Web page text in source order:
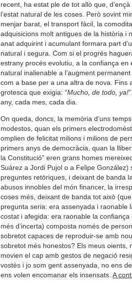
recent, ha estat ple de tot allò que,
l’estat natural de les coses. Però sovint
menjar barat, el transport fàcil, la
adquisicions molt antigues de la història i
anat adquirint i acumulant formara part
natural i segura. Com si el progrés
estrany procés evolutiu, a la confiança
natural inalienable a l’augment
com a base per a una altra de nova. Fins
grotesca que exigia: “Mucho, de todo, ya!
any, cada mes, cada dia.
On queda, doncs, la memòria d’uns
modestos, quan els primers
omplien de felicitat milions i milions de
primers anys de democràcia, quan la
la Constitució” eren grans homes
Suárez a Jordi Pujol o a Felipe
preguntes retòriques, i deixant de banda
abusos innobles del món financer, la
coses més, deixant de banda tot això
pregunta seria: era assenyada i
costat i afegida: era raonable la
més d’incerta) composta només de
sobretot capaces de reproduir-se amb
sobretot més honestos? Els meus oients,
movien el cap amb gestos de negació
vostès i jo som gent assenyada, no ens
ens volen encomanar els insensats.A